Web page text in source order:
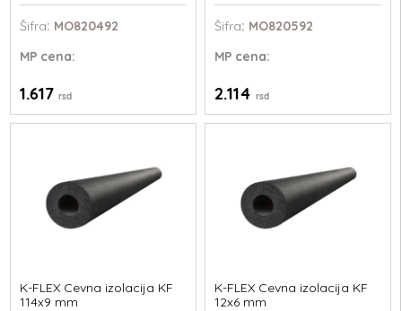
Šifra: MO820492
MP cena:
1.617rsd
Šifra: MO820592
MPcena:
2.114 rsd
K-FLEX Cevna izolacija KF
114x9 mm
K-FLEX Cevna izolacija KF
12x6 mm